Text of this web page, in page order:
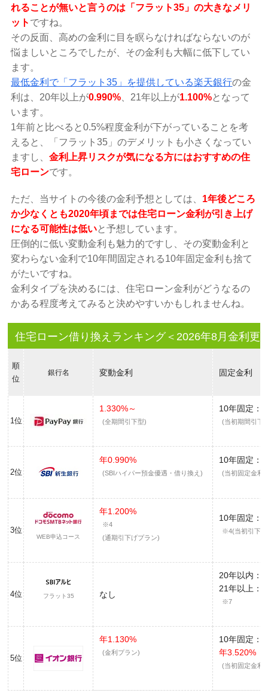
れることが無いと言うのは「フラット35」の大きなメリ
ット ですね。
その反面、高めの金利に目を瞑らなければならないのが
悩ましいところでしたが、その金利も大幅に低下してい
ます。
最低金利で「フラット35」を提供している楽天銀行の金
利は、20年以上が0.990% 、21年以上が1.100%となって
います。
1年前と比べると0.5%程度金利が下がっていることを考
えると、「フラット35」のデメリットも小さくなってい
ますし、金利上昇リスクが気になる方にはおすすめの住
宅ローンです。
ただ、当サイトの今後の金利予想としては、 1年後どころ
か少なくとも2020年頃までは住宅ローン金利が引き上げ
になる可能性は低いと予想しています。
圧倒的に低い変動金利も魅力的ですし、その変動金利と
変わらない金利で10年間固定される10年固定金利も捨て
がたいですね。
金利タイプを決めるには、住宅ローン金利がどうなるの
かある程度考えてみると決めやすいかもしれませんね。
住宅ローン借り換えランキング＜2026年8月金利更
順
位
銀行名 変動金利 固定金利
1位
1.330%～
(全期間引下型)
10年固定：
(当初期間引下
2位
年0.990%
(SBIハイパー預金優遇・借り換え)
10年固定：
(当初固定金利
3位
WEB申込コース
年1.200%
※4
(通期引下げプラン)
10年固定：
※4(当初引下
4位 フラット35 なし
20年以内：
21年以上：
※7
5位
年1.130%
(金利プラン)
10年固定：
年3.520%
(当初固定金利)